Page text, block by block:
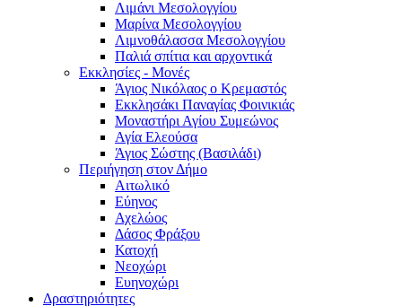
Λιμάνι Μεσολογγίου
Μαρίνα Μεσολογγίου
Λιμνοθάλασσα Μεσολογγίου
Παλιά σπίτια και αρχοντικά
Εκκλησίες - Μονές
Άγιος Νικόλαος ο Κρεμαστός
Εκκλησάκι Παναγίας Φοινικιάς
Μοναστήρι Αγίου Συμεώνος
Αγία Ελεούσα
Άγιος Σώστης (Βασιλάδι)
Περιήγηση στον Δήμο
Αιτωλικό
Εύηνος
Αχελώος
Δάσος Φράξου
Κατοχή
Νεοχώρι
Ευηνοχώρι
Δραστηριότητες